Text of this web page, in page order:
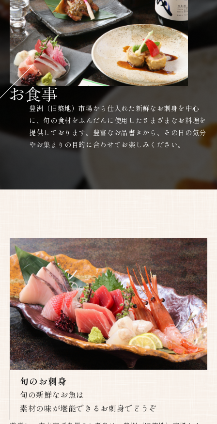
豊洲（旧築地）市場から仕入れた新鮮なお刺身を中心
に、旬の食材をふんだんに使用したさまざまなお料理を
提供しております。豊富なお品書きから、その日の気分
やお集まりの目的に合わせてお楽しみください。
旬のお刺身
旬の新鮮なお魚は
素材の味が堪能できるお刺身でどうぞ